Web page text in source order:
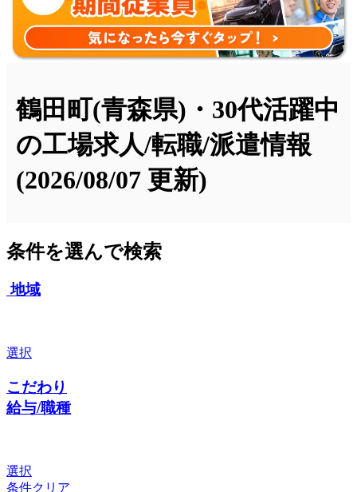
鶴田町(青森県)・30代活躍中
の工場求人/転職/派遣情報
(2026/08/07 更新)
条件を選んで検索
地域
選択
こだわり
給与/職種
選択
条件クリア